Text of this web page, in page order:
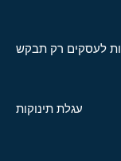
לעסקים רק תבקש
עגלת תינוקות